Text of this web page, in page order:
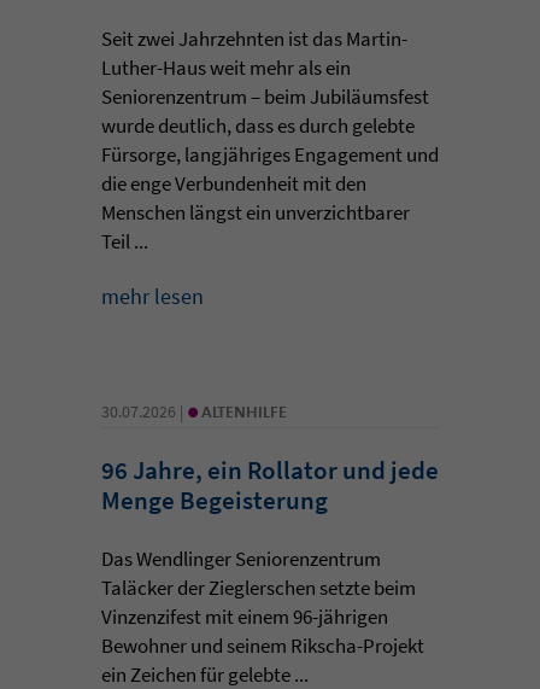
Seit zwei Jahrzehnten ist das Martin-
Luther-Haus weit mehr als ein
Seniorenzentrum – beim Jubiläumsfest
wurde deutlich, dass es durch gelebte
Fürsorge, langjähriges Engagement und
die enge Verbundenheit mit den
Menschen längst ein unverzichtbarer
Teil ...
mehr lesen
30.07.2026 | • ALTENHILFE
96 Jahre, ein Rollator und jede
Menge Begeisterung
Das Wendlinger Seniorenzentrum
Taläcker der Zieglerschen setzte beim
Vinzenzifest mit einem 96-jährigen
Bewohner und seinem Rikscha-Projekt
ein Zeichen für gelebte ...